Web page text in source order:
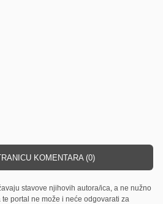
KOMENTARA (0)
stavove njihovih autora/ica, a ne nužno
portal ne može i neće odgovarati za